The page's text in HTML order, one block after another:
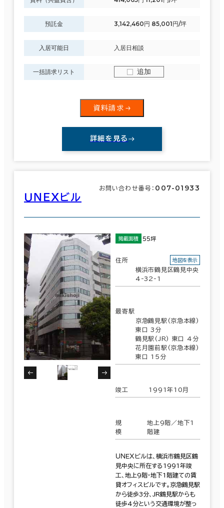
預託金 3,142,460円 85,001円/坪
入居可能日 入居日相談
一括請求リスト 追加
資料請求
詳細を見る
ＵＮＥＸビル
お問い合わせ番号： 007-01933
掲載面積 55坪
住所
横浜市鶴見区鶴見中央
4-32-1
地図を表示
最寄駅
京急鶴見駅(京急本線)
東口 3分
鶴見駅(JR) 東口 4分
花月園前駅(京急本線)
東口 15分
竣工 1991年10月
規
模
地上9階／地下1
階建
ＵＮＥＸビルは、横浜市鶴見区鶴
見中央に所在する1991年竣
工、地上9階・地下1階建ての賃
貸オフィスビルです。京急鶴見駅
から徒歩3分、JR鶴見駅からも
徒歩4分という交通環境が整っ